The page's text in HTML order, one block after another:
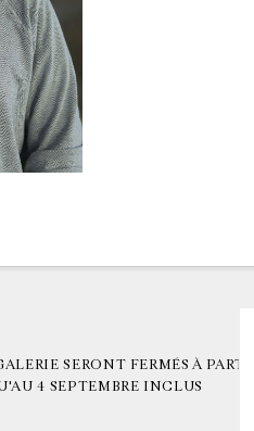
SERONT FERMÉS À PARTIR
4 SEPTEMBRE INCLUS